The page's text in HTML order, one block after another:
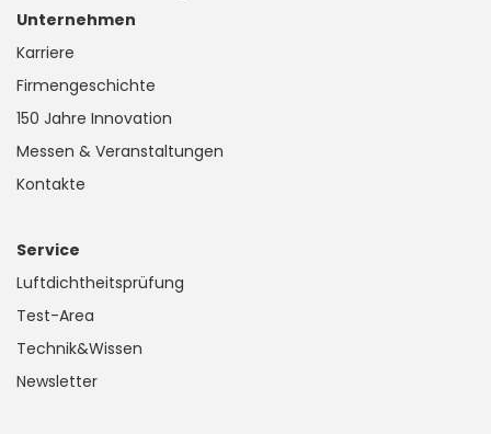
Unternehmen
Karriere
Firmengeschichte
150 Jahre Innovation
Messen & Veranstaltungen
Kontakte
Service
Luftdichtheitsprüfung
Test-Area
Technik&Wissen
Newsletter